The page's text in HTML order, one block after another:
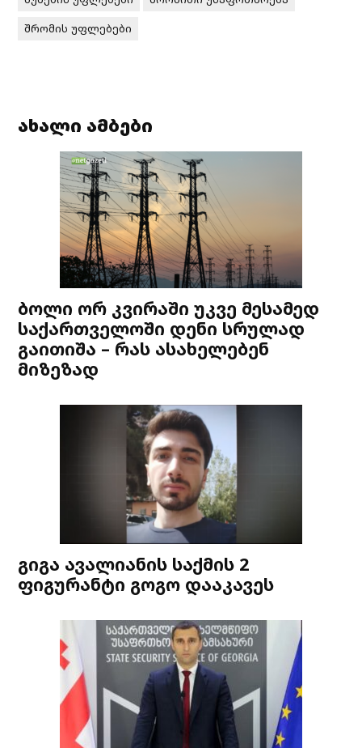
შრომის უფლებები
ახალი ამბები
ბოლი ორ კვირაში უკვე მესამედ
საქართველოში დენი სრულად
გაითიშა – რას ასახელებენ
მიზეზად
გიგა ავალიანის საქმის 2
ფიგურანტი გოგო დააკავეს